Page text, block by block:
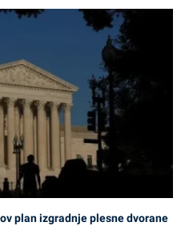
plan izgradnje plesne dvorane